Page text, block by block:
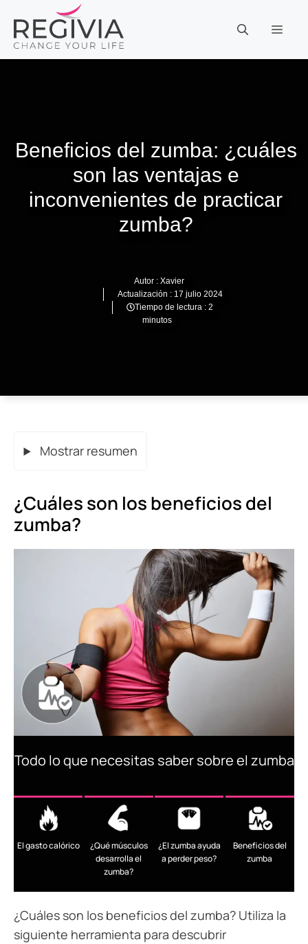
contenido
Beneficios del zumba: ¿cuáles
son las ventajas e
inconvenientes de practicar
zumba?
Autor : Xavier
Actualización : 17 julio 2024
Tiempo de lectura : 2
minutos
Mostrar resumen
¿Cuáles son los beneficios del
zumba?
Todo lo que necesitas saber sobre el zumba
El gasto calórico
¿Qué músculos
desarrolla el
zumba?
¿El zumba ayuda
a perder peso?
Beneficios del
zumba
¿Cuáles son los beneficios del zumba? Utiliza la
siguiente herramienta para descubrir